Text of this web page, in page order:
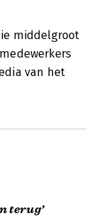
middelgroot
van het
terug’